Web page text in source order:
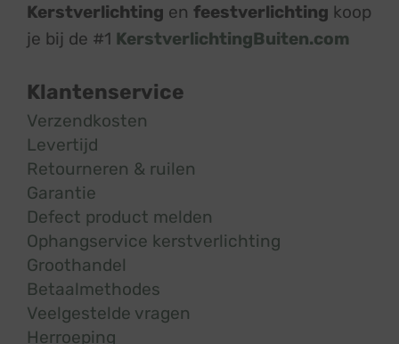
Kerstverlichting en feestverlichting koop
je bij de #1 KerstverlichtingBuiten.com
Klantenservice
Verzendkosten
Levertijd
Retourneren & ruilen
Garantie
Defect product melden
Ophangservice kerstverlichting
Groothandel
Betaalmethodes
Veelgestelde vragen
Herroeping